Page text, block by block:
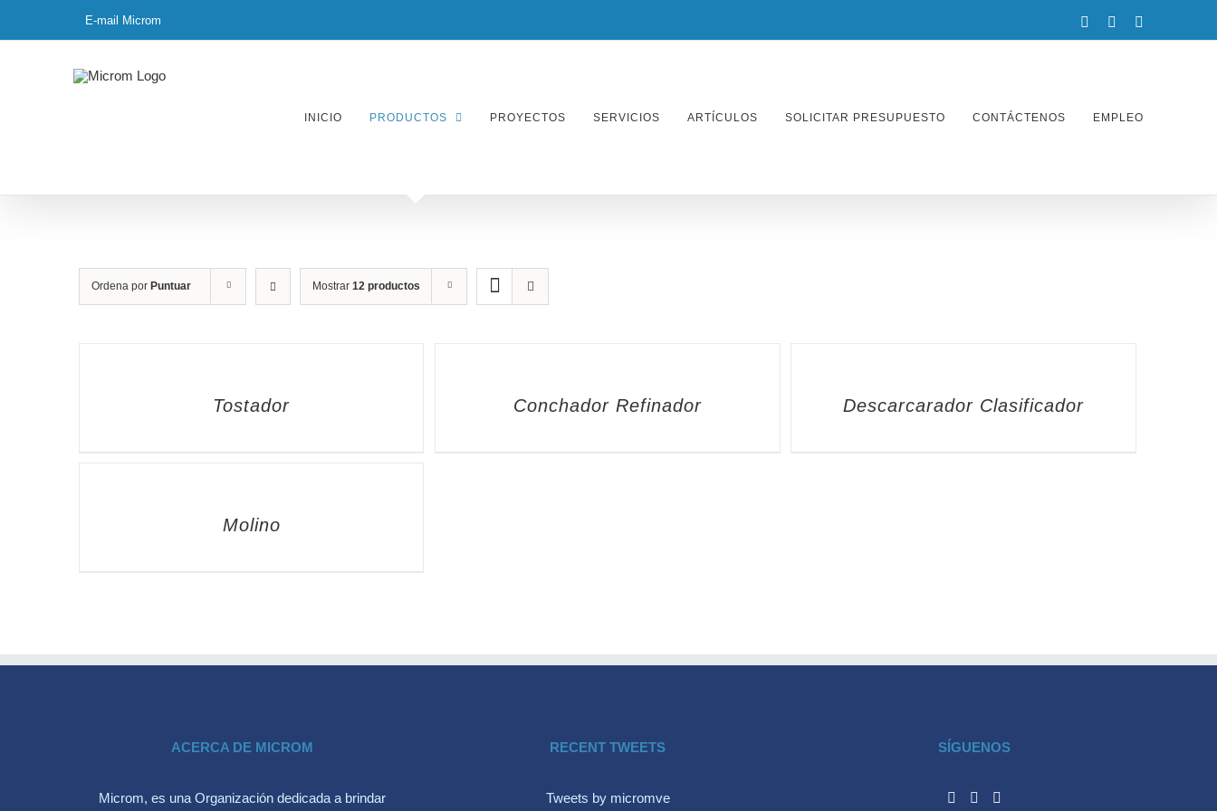
to
E-mail Microm facebook
twitter
INICIO PRODUCTOS PROYECTOS SERVICIOS ARTÍCULOS SOLICITAR PRESUPUESTO CONTÁCTENOS EMPLEO
Ordena por Puntuar Mostrar 12 productos
Tostador Conchador Refinador Descarcarador Clasificador
Molino
ACERCA DE MICROM
Microm, es una Organización dedicada a brindar
RECENT TWEETS
Tweets by micromve
SÍGUENOS